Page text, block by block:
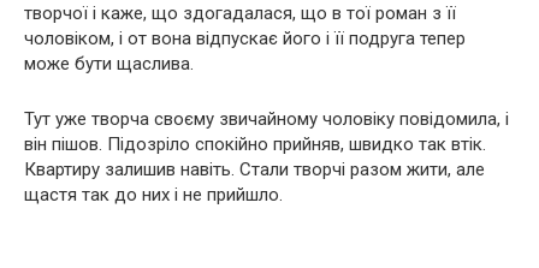
творчої і каже, що здогадалася, що в тої роман з її
чоловіком, і от вона відпускає його і її подруга тепер
може бути щаслива.
Тут уже творча своєму звичайному чоловіку повідомила, і
він пішов. Підозріло спокійно прийняв, швидко так втік.
Квартиру залишив навіть. Стали творчі разом жити, але
щастя так до них і не прийшло.